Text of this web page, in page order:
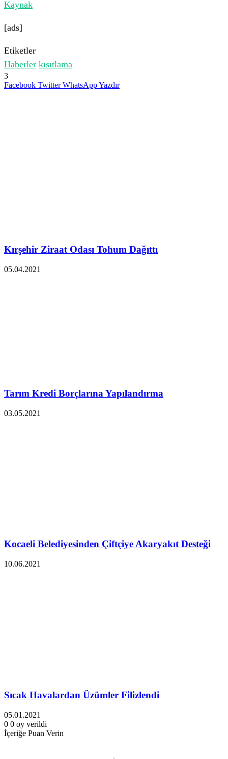
Kaynak
[ads]
Etiketler
Haberler kısıtlama
3
Facebook Twitter WhatsAppYazdır
Kırşehir Ziraat Odası Tohum Dağıttı
05.04.2021
Tarım Kredi Borçlarına Yapılandırma
03.05.2021
Kocaeli Belediyesinden Çiftçiye Akaryakıt Desteği
10.06.2021
Sıcak Havalardan Üzümler Filizlendi
05.01.2021
0 0 oy verildi
İçeriğe Puan Verin